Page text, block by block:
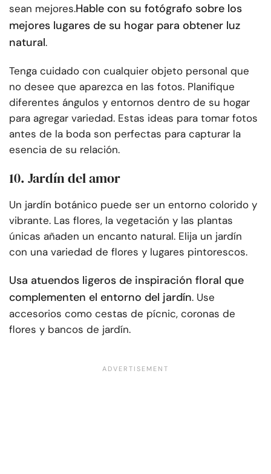
sean mejores.Hable con su fotógrafo sobre los
mejores lugares de su hogar para obtener luz
natural.
Tenga cuidado con cualquier objeto personal que
no desee que aparezca en las fotos. Planifique
diferentes ángulos y entornos dentro de su hogar
para agregar variedad. Estas ideas para tomar fotos
antes de la boda son perfectas para capturar la
esencia de su relación.
10. Jardín del amor
Un jardín botánico puede ser un entorno colorido y
vibrante. Las flores, la vegetación y las plantas
únicas añaden un encanto natural. Elija un jardín
con una variedad de flores y lugares pintorescos.
Usa atuendos ligeros de inspiración floral que
complementen el entorno del jardín. Use
accesorios como cestas de pícnic, coronas de
flores y bancos de jardín.